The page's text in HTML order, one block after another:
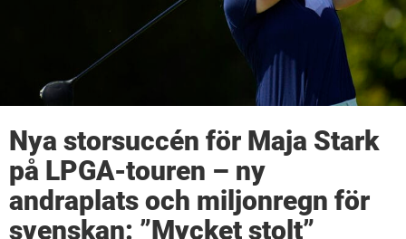
Nya storsuccén för Maja Stark
på LPGA-touren – ny
andraplats och miljonregn för
svenskan: ”Mycket stolt”